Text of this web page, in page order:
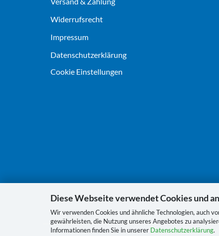
Diese Webseite verwendet Cookies und
Wir verwenden Cookies und ähnliche Technologien, auch
gewährleisten, die Nutzung unseres Angebotes zu
Informationen finden Sie in unserer Datenschutzerklärung.
Widerrufsrecht
Impressum
Datenschutz­erklärung
Cookie Einstellungen